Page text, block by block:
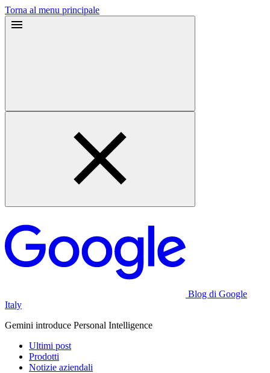
Torna al menu principale
Blog di Google
Italy
Gemini introduce Personal Intelligence
Ultimi post
Prodotti
Notizie aziendali